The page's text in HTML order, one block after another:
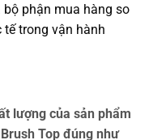
phận mua hàng so
trong vận hành
lượng của sản phẩm
Top đúng như